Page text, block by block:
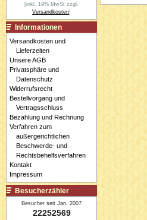
[inkl. 19% MwSt zzgl.
Versandkosten]
Informationen
Versandkosten und
Lieferzeiten
Unsere AGB
Privatsphäre und
Datenschutz
Widerrufsrecht
Bestellvorgang und
Vertragsschluss
Bezahlung und Rechnung
Verfahren zum
außergerichtlichen
Beschwerde- und
Rechtsbehelfsverfahren
Kontakt
Impressum
Besucherzähler
Besucher seit Jan. 2007
22252569